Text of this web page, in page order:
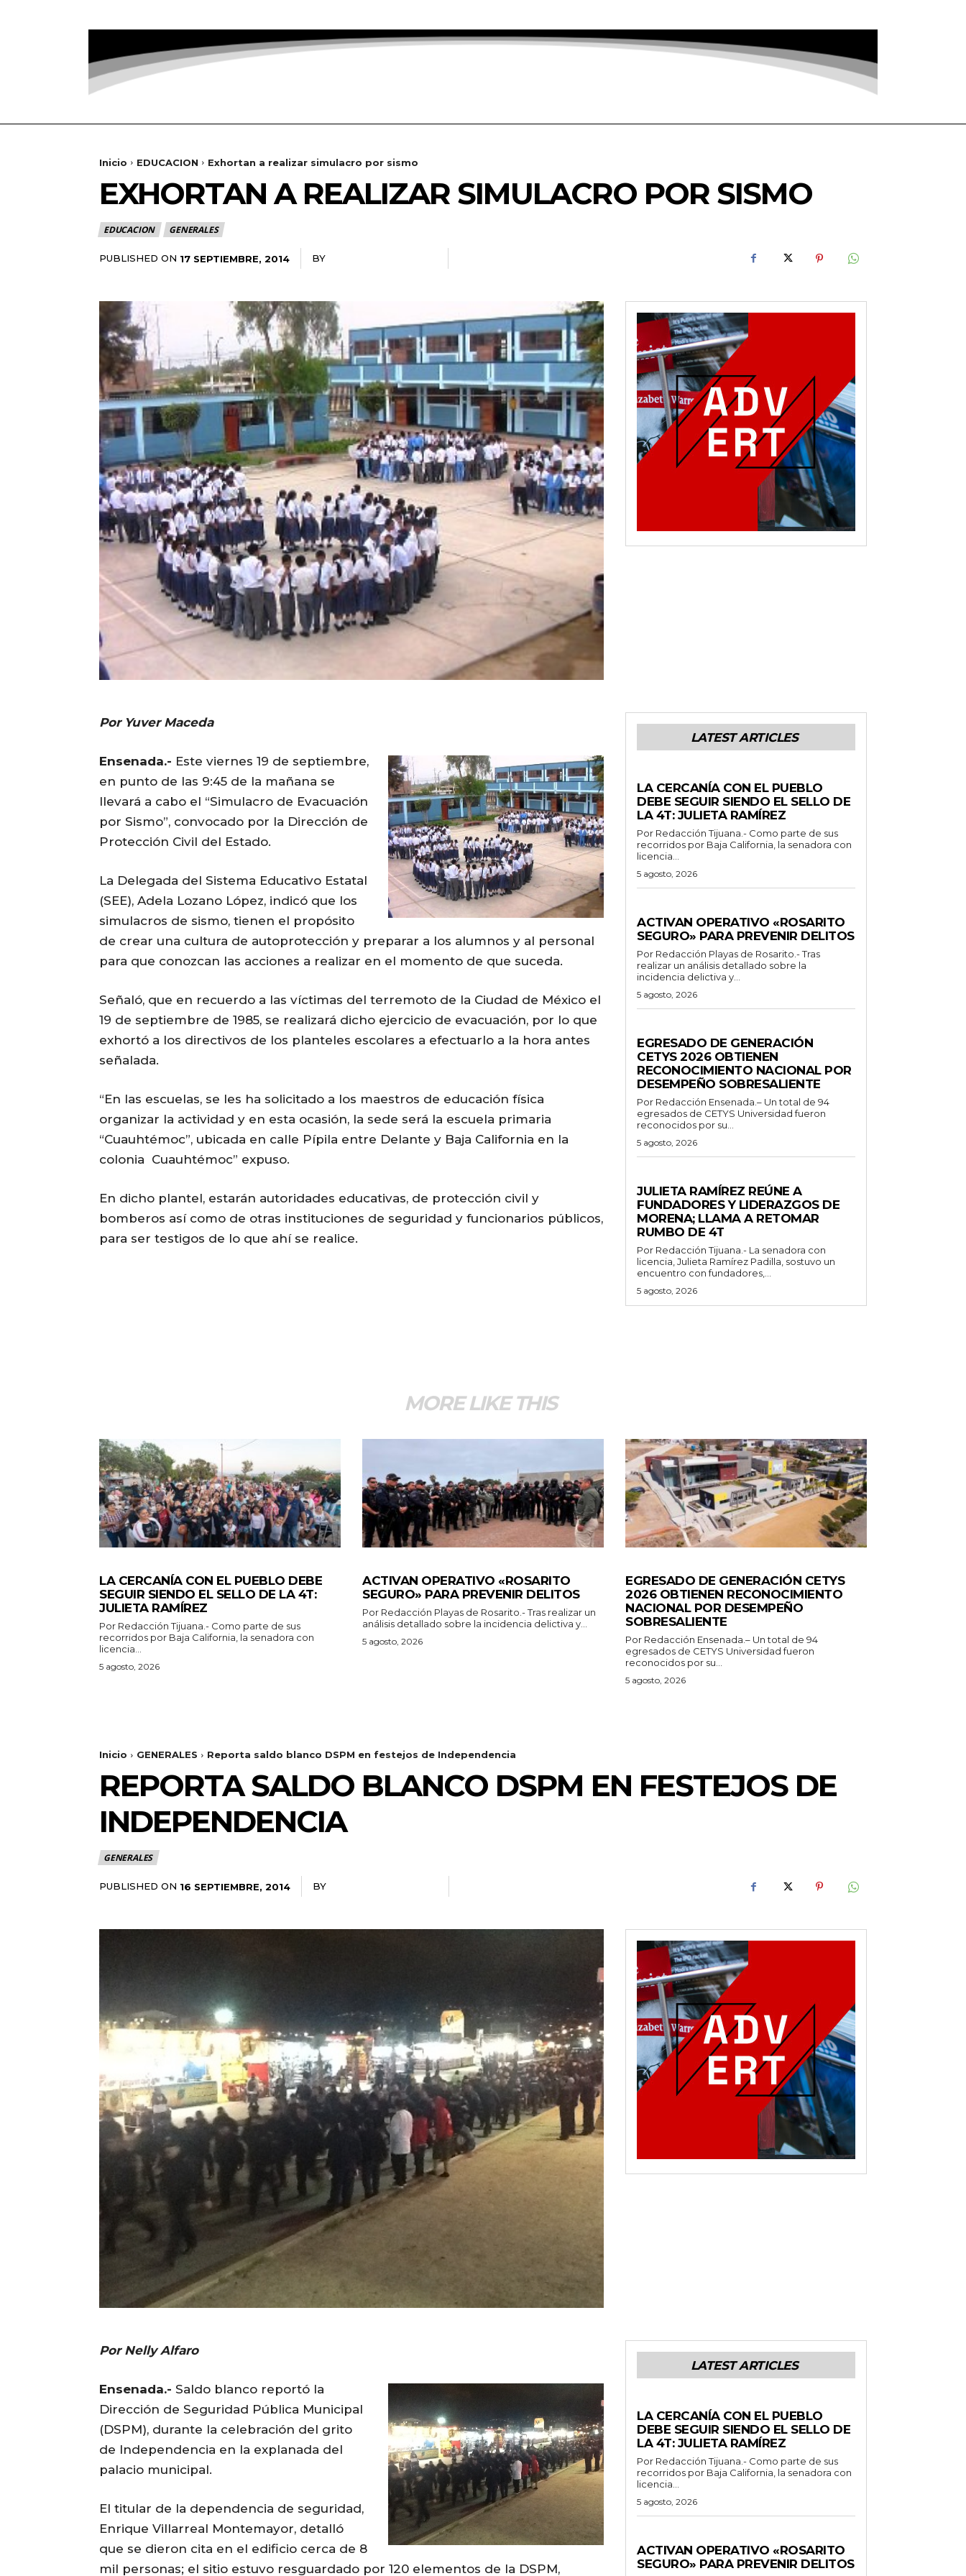
Inicio EDUCACION Exhortan a realizar simulacro por sismo
EXHORTAN A REALIZAR SIMULACRO POR SISMO
EDUCACION GENERALES
PUBLISHED ON 17 SEPTIEMBRE, 2014 BY
Por Yuver Maceda
Ensenada.- Este viernes 19 de septiembre,
en punto de las 9:45 de la mañana se
llevará a cabo el “Simulacro de Evacuación
por Sismo”, convocado por la Dirección de
Protección Civil del Estado.
La Delegada del Sistema Educativo Estatal
(SEE), Adela Lozano López, indicó que los
simulacros de sismo, tienen el propósito
de crear una cultura de autoprotección y preparar a los alumnos y al personal
para que conozcan las acciones a realizar en el momento de que suceda.
Señaló, que en recuerdo a las víctimas del terremoto de la Ciudad de México el
19 de septiembre de 1985, se realizará dicho ejercicio de evacuación, por lo que
exhortó a los directivos de los planteles escolares a efectuarlo a la hora antes
señalada.
“En las escuelas, se les ha solicitado a los maestros de educación física
organizar la actividad y en esta ocasión, la sede será la escuela primaria
“Cuauhtémoc”, ubicada en calle Pípila entre Delante y Baja California en la
colonia Cuauhtémoc” expuso.
En dicho plantel, estarán autoridades educativas, de protección civil y
bomberos así como de otras instituciones de seguridad y funcionarios públicos,
para ser testigos de lo que ahí se realice.
LATEST ARTICLES
LA CERCANÍA CON EL PUEBLO
DEBE SEGUIR SIENDO EL SELLO DE
LA 4T: JULIETA RAMÍREZ
Por Redacción Tijuana.- Como parte de sus
recorridos por Baja California, la senadora con
licencia...
5 agosto, 2026
ACTIVAN OPERATIVO «ROSARITO
SEGURO» PARA PREVENIR DELITOS
Por Redacción Playas de Rosarito.- Tras
realizar un análisis detallado sobre la
incidencia delictiva y...
5 agosto, 2026
EGRESADO DE GENERACIÓN
CETYS 2026 OBTIENEN
RECONOCIMIENTO NACIONAL POR
DESEMPEÑO SOBRESALIENTE
Por Redacción Ensenada.– Un total de 94
egresados de CETYS Universidad fueron
reconocidos por su...
5 agosto, 2026
JULIETA RAMÍREZ REÚNE A
FUNDADORES Y LIDERAZGOS DE
MORENA; LLAMA A RETOMAR
RUMBO DE 4T
Por Redacción Tijuana.- La senadora con
licencia, Julieta Ramírez Padilla, sostuvo un
encuentro con fundadores,...
5 agosto, 2026
MORE LIKE THIS
LA CERCANÍA CON EL PUEBLO DEBE
SEGUIR SIENDO EL SELLO DE LA 4T:
JULIETA RAMÍREZ
Por Redacción Tijuana.- Como parte de sus
recorridos por Baja California, la senadora con
licencia...
5 agosto, 2026
ACTIVAN OPERATIVO «ROSARITO
SEGURO» PARA PREVENIR DELITOS
Por Redacción Playas de Rosarito.- Tras realizar un
análisis detallado sobre la incidencia delictiva y...
5 agosto, 2026
EGRESADO DE GENERACIÓN CETYS
2026 OBTIENEN RECONOCIMIENTO
NACIONAL POR DESEMPEÑO
SOBRESALIENTE
Por Redacción Ensenada.– Un total de 94
egresados de CETYS Universidad fueron
reconocidos por su...
5 agosto, 2026